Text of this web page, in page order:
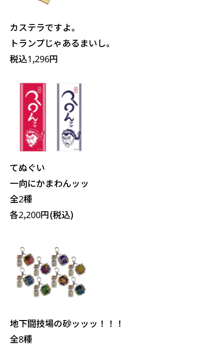
カステラですよ。
トランプじゃあるまいし。
税込1,296円
てぬぐい
一向にかまわんッッ
全2種
各2,200円(税込)
地下闘技場の砂ッッッ！！！
全8種